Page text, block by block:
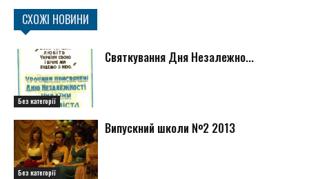
СХОЖІ НОВИНИ
Без категорії
Святкування Дня Незалежно...
Без категорії
Випускний школи №2 2013